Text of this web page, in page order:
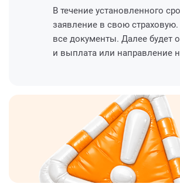
В течение установленного
заявление в свою
все документы. Далее будет
и выплата или направление